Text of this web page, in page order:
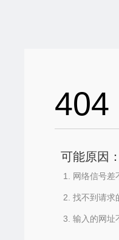
404
可能原因
网络信号差
找不到请求
输入的网址